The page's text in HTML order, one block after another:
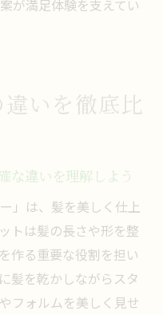
が満足体験を支えてい
いを徹底比
な違いを理解しよう
」は、髪を美しく仕上
トは髪の長さや形を整
作る重要な役割を担い
髪を乾かしながらスタ
フォルムを美しく見せ